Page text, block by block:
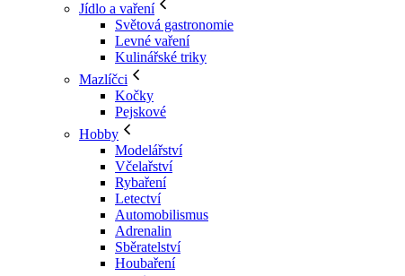
Jídlo a vaření
Světová gastronomie
Levné vaření
Kulinářské triky
Mazlíčci
Kočky
Pejskové
Hobby
Modelářství
Včelařství
Rybaření
Letectví
Automobilismus
Adrenalin
Sběratelství
Houbaření